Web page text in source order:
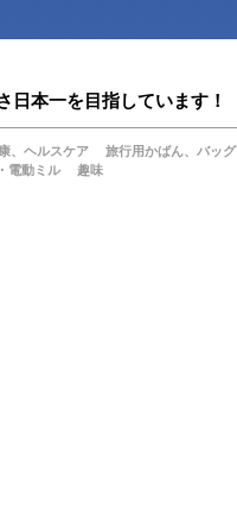
本一を目指しています！
、ヘルスケア 旅行用かばん、バッグ
電動ミル 趣味